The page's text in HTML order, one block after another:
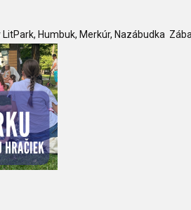
Humbuk, Merkúr, Nazábudka